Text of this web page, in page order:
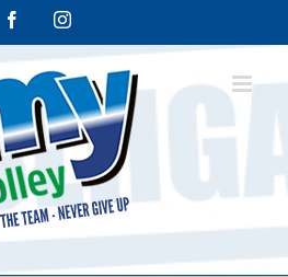
FacebookInstagram